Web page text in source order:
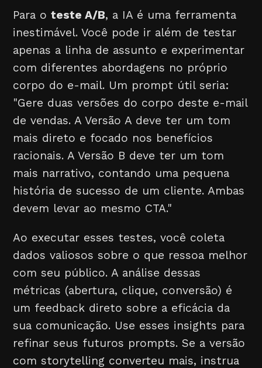
Para oteste A/B, a IA é uma ferramenta
inestimável. Você pode ir além de testar
apenas a linha de assunto e experimentar
com diferentes abordagens no próprio
corpo do e-mail. Um prompt útil seria:
"Gere duas versões do corpo deste e-mail
de vendas. A Versão A deve ter um tom
mais direto e focado nos benefícios
racionais. A Versão B deve ter um tom
mais narrativo, contando uma pequena
história de sucesso de um cliente. Ambas
devem levar ao mesmo CTA."
Ao executar esses testes, você coleta
dados valiosos sobre o que ressoa melhor
com seu público. A análise dessas
métricas (abertura, clique, conversão) é
um feedback direto sobre a eficácia da
sua comunicação. Use esses insights para
refinar seus futuros prompts. Se a versão
com storytelling converteu mais, instrua